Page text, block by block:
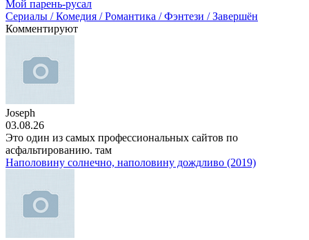
Мой парень-русал
Сериалы / Комедия / Романтика / Фэнтези / Завершён
Комментируют
Joseph
03.08.26
Это один из самых профессиональных сайтов по
асфальтированию. там
Наполовину солнечно, наполовину дождливо (2019)